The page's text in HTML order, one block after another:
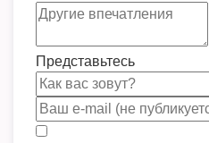
Представьтесь